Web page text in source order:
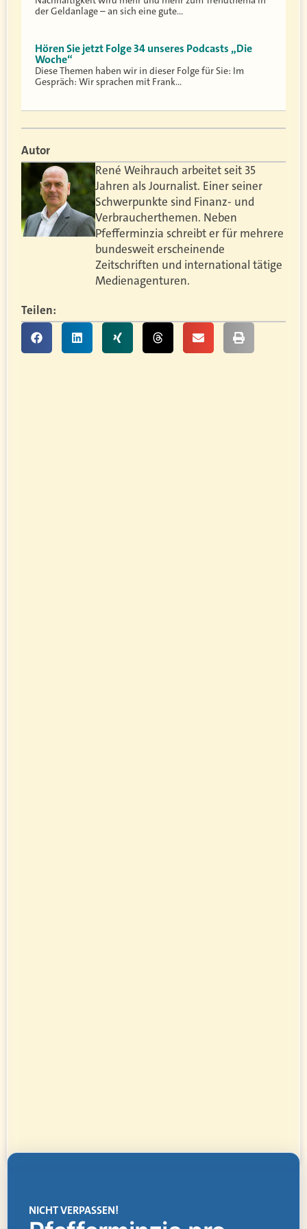
der Geldanlage – an sich eine gute…
Hören Sie jetzt Folge 34 unseres Podcasts „Die
Woche“
Diese Themen haben wir in dieser Folge für Sie: Im
Gespräch: Wir sprachen mit Frank…
Autor
René Weihrauch arbeitet seit 35
Jahren als Journalist. Einer seiner
Schwerpunkte sind Finanz- und
Verbraucherthemen. Neben
Pfefferminzia schreibt er für mehrere
bundesweit erscheinende
Zeitschriften und international tätige
Medienagenturen.
Teilen:
NICHT VERPASSEN!